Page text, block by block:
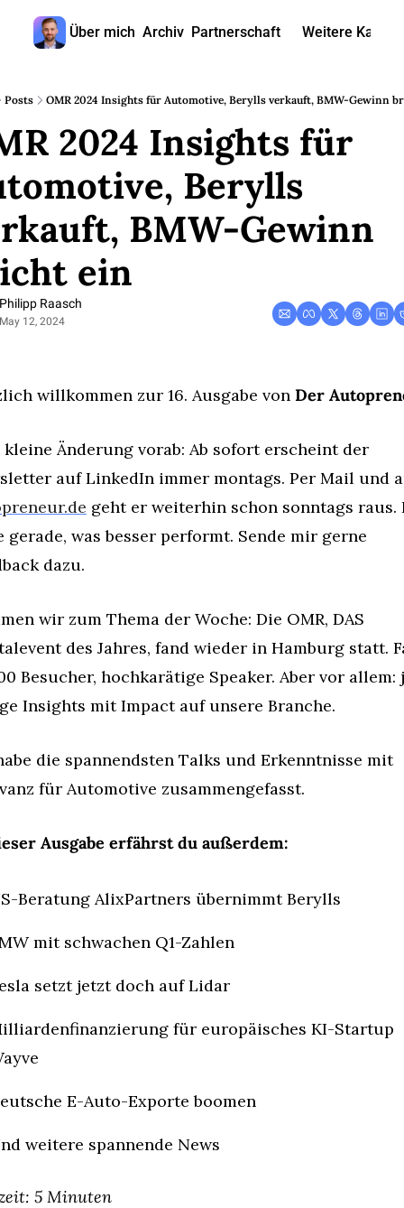
Über mich Archiv Partnerschaft Weitere Kanäle
🎧
Posts OMR 2024 Insights für Automotive, Berylls verkauft, BMW-Gewinn
2024 Insights für
Berylls
BMW-Gewinn
ein
Philipp Raasch
May 12, 2024
willkommen zur 16. Ausgabe von Der
kleine Änderung vorab: Ab sofort erscheint der
geht er weiterhin schon sonntags raus.
gerade, was besser performt. Sende mir gerne
dazu.
wir zum Thema der Woche: Die OMR, DAS
des Jahres, fand wieder in Hamburg statt.
Besucher, hochkarätige Speaker. Aber vor allem:
Insights mit Impact auf unsere Branche.
die spannendsten Talks und Erkenntnisse mit
für Automotive zusammengefasst.
Ausgabe erfährst du außerdem:
Beratung AlixPartners übernimmt Berylls
mit schwachen Q1-Zahlen
setzt jetzt doch auf Lidar
für europäisches KI-Startup
E-Auto-Exporte boomen
weitere spannende News
5 Minuten